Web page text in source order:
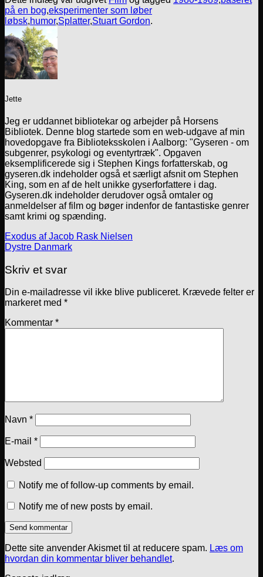
på en bog,eksperimenter som løber
løbsk,humor,Splatter,Stuart Gordon.
Jette
Jeg er uddannet bibliotekar og arbejder på Horsens
Bibliotek. Denne blog startede som en web-udgave af min
hovedopgave fra Biblioteksskolen i Aalborg: "Gyseren - om
subgenrer, psykologi og eventyrtræk". Opgaven
eksemplificerede sig i Stephen Kings forfatterskab, og
gyseren.dk indeholder også et særligt afsnit om Stephen
King, som en af de helt unikke gyserforfattere i dag.
Gyseren.dk indeholder derudover også omtaler og
anmeldelser af film og bøger indenfor de fantastiske genrer
samt krimi og spænding.
Exodus af Jacob Rask Nielsen
Dystre Danmark
Skriv et svar
Din e-mailadresse vil ikke blive publiceret. Krævede felter er
markeret med *
Kommentar *
Navn *
E-mail *
Websted
Notify me of follow-up comments by email.
Notify me of new posts by email.
Dette site anvender Akismet til at reducere spam. Læs om
hvordan din kommentar bliver behandlet.